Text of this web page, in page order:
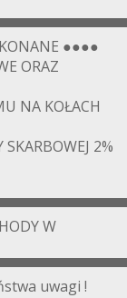
●●●●
ORAZ
NA KOŁACH
2%
W
uwagi !